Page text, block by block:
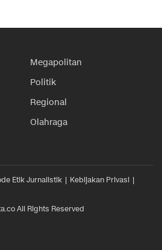
Megapolitan
Politik
Regional
Olahraga
Etik Jurnalistik
Kebijakan Privasi
All Rights Reserved